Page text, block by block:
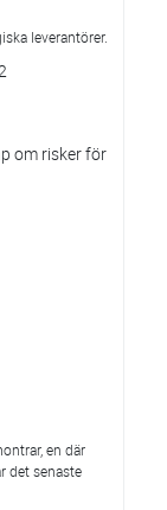
leverantörer.
om risker för
en där
det senaste